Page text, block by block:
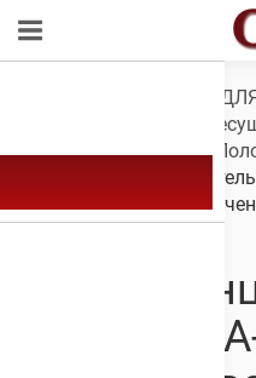
САНТЕХНИКА
полотенцесушители/
/
боковое левое
водяной